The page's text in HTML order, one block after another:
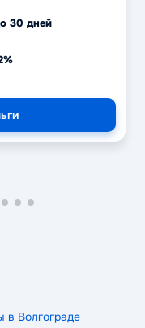
30 дней
в Волгограде